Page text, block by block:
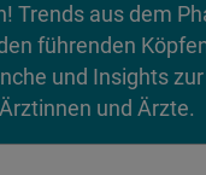
Trends aus dem
führenden
und Insights
und Ärzte.